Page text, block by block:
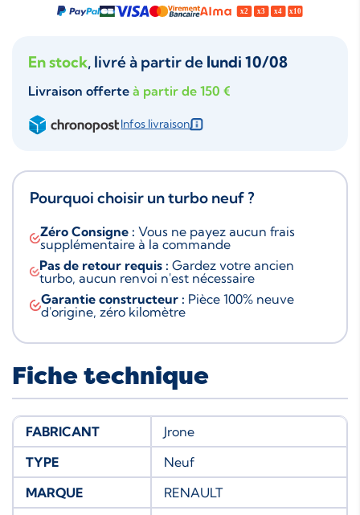
En stock, livré à partir de lundi 10/08
Livraison offerte à partir de 150 €
Infos livraison
Pourquoi choisir un turbo neuf ?
Zéro Consigne : Vous ne payez aucun frais
supplémentaire à la commande
Pas de retour requis : Gardez votre ancien
turbo, aucun renvoi n'est nécessaire
Garantie constructeur : Pièce 100% neuve
d'origine, zéro kilomètre
Fiche technique
FABRICANT
Jrone
TYPE
Neuf
MARQUE
RENAULT